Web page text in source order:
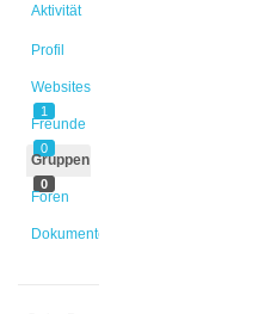
Aktivität
Profil
Websites
1
Freunde
0
Gruppen
0
Foren
Dokumente